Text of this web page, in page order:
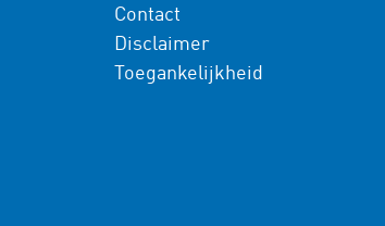
Contact
Disclaimer
Toegankelijkheid